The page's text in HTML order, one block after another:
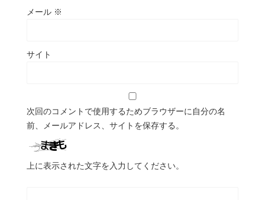
メール ※
サイト
次回のコメントで使用するためブラウザーに自分の名
前、メールアドレス、サイトを保存する。
上に表示された文字を入力してください。